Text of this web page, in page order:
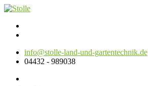
info@stolle-land-und-gartentechnik.de
04432 - 989038